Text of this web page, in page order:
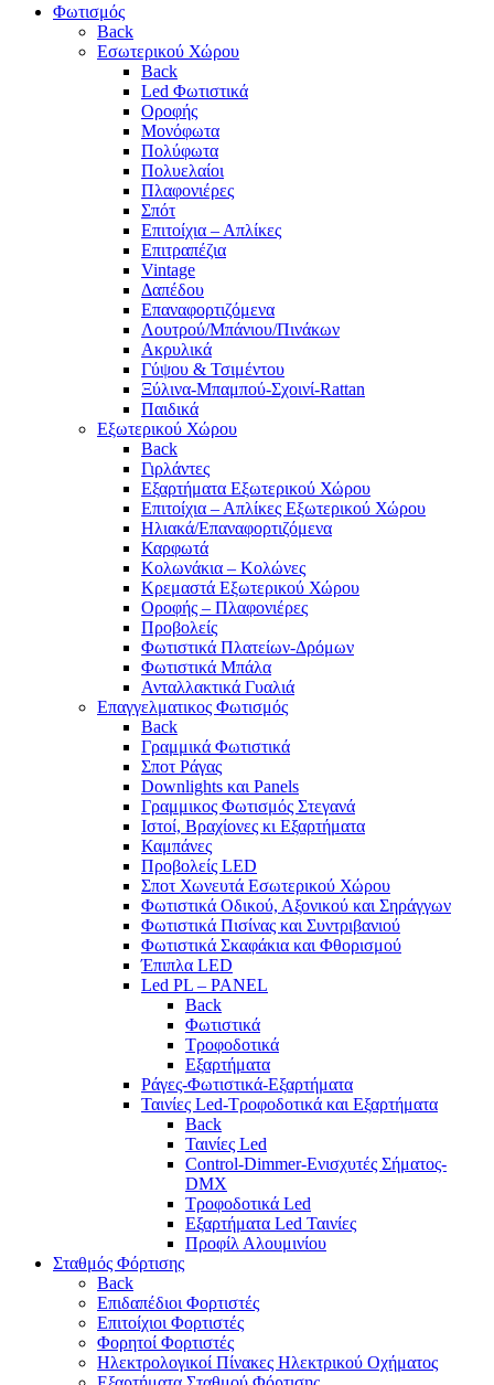
Φωτισμός
Back
Εσωτερικού Χώρου
Back
Led Φωτιστικά
Οροφής
Μονόφωτα
Πολύφωτα
Πολυελαίοι
Πλαφονιέρες
Σπότ
Επιτοίχια – Απλίκες
Επιτραπέζια
Vintage
Δαπέδου
Επαναφορτιζόμενα
Λουτρού/Μπάνιου/Πινάκων
Ακρυλικά
Γύψου & Τσιμέντου
Ξύλινα-Μπαμπού-Σχοινί-Rattan
Παιδικά
Εξωτερικού Χώρου
Back
Γιρλάντες
Εξαρτήματα Εξωτερικού Χώρου
Επιτοίχια – Απλίκες Εξωτερικού Χώρου
Ηλιακά/Επαναφορτιζόμενα
Καρφωτά
Κολωνάκια – Κολώνες
Κρεμαστά Εξωτερικού Χώρου
Οροφής – Πλαφονιέρες
Προβολείς
Φωτιστικά Πλατείων-Δρόμων
Φωτιστικά Μπάλα
Ανταλλακτικά Γυαλιά
Επαγγελματικος Φωτισμός
Back
Γραμμικά Φωτιστικά
Σποτ Ράγας
Downlights και Panels
Γραμμικος Φωτισμός Στεγανά
Ιστοί, Βραχίονες κι Εξαρτήματα
Καμπάνες
Προβολείς LED
Σποτ Χωνευτά Εσωτερικού Χώρου
Φωτιστικά Οδικού, Αξονικού και Σηράγγων
Φωτιστικά Πισίνας και Συντριβανιού
Φωτιστικά Σκαφάκια και Φθορισμού
Έπιπλα LED
Led PL – PANEL
Back
Φωτιστικά
Τροφοδοτικά
Εξαρτήματα
Ράγες-Φωτιστικά-Εξαρτήματα
Ταινίες Led-Τροφοδοτικά και Εξαρτήματα
Back
Ταινίες Led
Control-Dimmer-Ενισχυτές Σήματος-
DMX
Τροφοδοτικά Led
Εξαρτήματα Led Ταινίες
Προφίλ Αλουμινίου
Σταθμός Φόρτισης
Back
Επιδαπέδιοι Φορτιστές
Επιτoίχιοι Φορτιστές
Φορητοί Φορτιστές
Ηλεκτρολογικοί Πίνακες Ηλεκτρικού Οχήματος